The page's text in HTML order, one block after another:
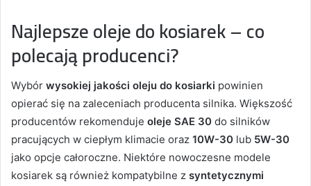
Najlepsze oleje do kosiarek – co
polecają producenci?
Wybór wysokiej jakości oleju do kosiarki powinien
opierać się na zaleceniach producenta silnika. Większość
producentów rekomenduje oleje SAE 30 do silników
pracujących w ciepłym klimacie oraz 10W-30 lub 5W-30
jako opcje całoroczne. Niektóre nowoczesne modele
kosiarek są również kompatybilne z syntetycznymi